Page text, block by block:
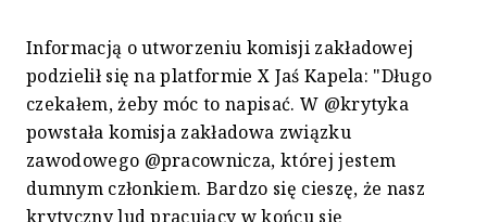
Informacją o utworzeniu komisji zakładowej
podzielił się na platformie X Jaś Kapela: "Długo
czekałem, żeby móc to napisać. W @krytyka
powstała komisja zakładowa związku
zawodowego @pracownicza, której jestem
dumnym członkiem. Bardzo się cieszę, że nasz
krytyczny lud pracujący w końcu się